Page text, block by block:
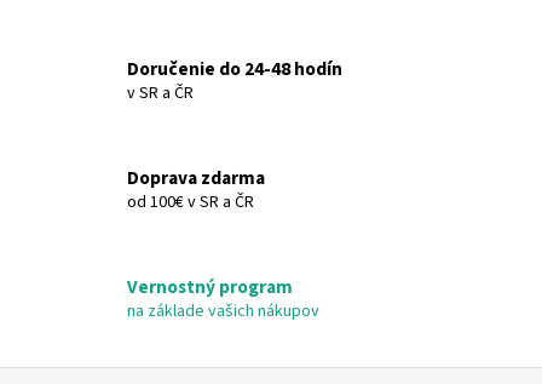
p
r
s
u
Doručenie do 24-48 hodín
v SR a ČR
Doprava zdarma
od 100€ v SR a ČR
Vernostný program
na základe vašich nákupov